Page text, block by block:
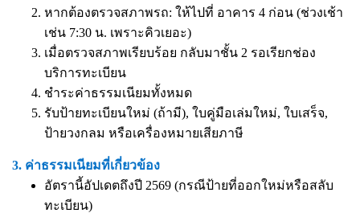
หากต้องตรวจสภาพรถ: ให้ไปที่ อาคาร 4 ก่อน (ช่วงเช้า
เช่น 7:30 น. เพราะคิวเยอะ)
เมื่อตรวจสภาพเรียบร้อย กลับมาชั้น 2 รอเรียกช่อง
บริการทะเบียน
ชำระค่าธรรมเนียมทั้งหมด
รับป้ายทะเบียนใหม่ (ถ้ามี), ใบคู่มือเล่มใหม่, ใบเสร็จ,
ป้ายวงกลม หรือเครื่องหมายเสียภาษี
3. ค่าธรรมเนียมที่เกี่ยวข้อง
อัตรานี้อัปเดตถึงปี 2569 (กรณีป้ายที่ออกใหม่หรือสลับ
ทะเบียน)